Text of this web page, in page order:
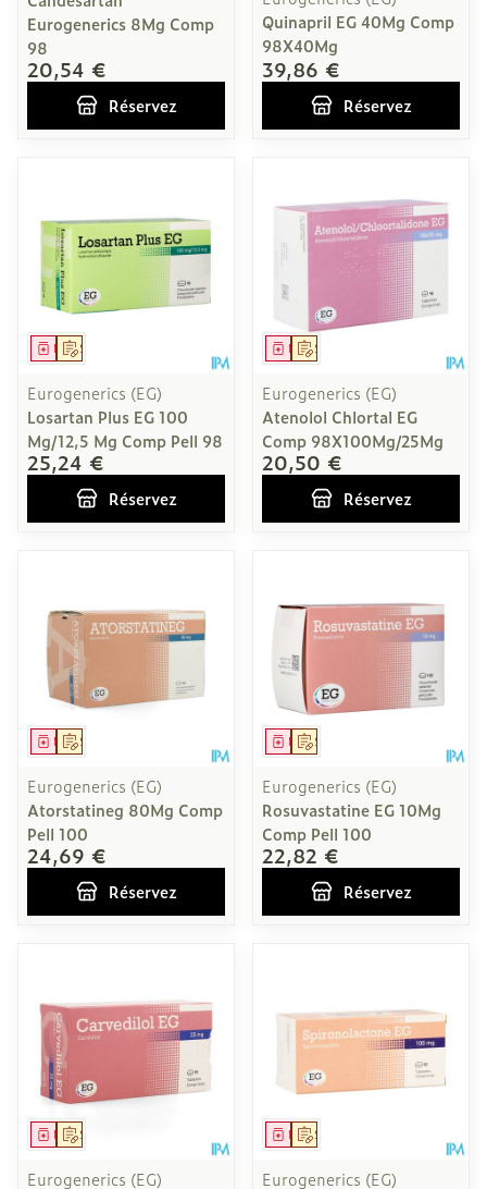
Eurogenerics 8Mg Comp
98
20,54 €
Réservez
Quinapril EG 40Mg Comp
98X40Mg
39,86 €
Réservez
Sur prescription
Médicament
Eurogenerics (EG)
Losartan Plus EG 100
Mg/12,5 Mg Comp Pell 98
25,24 €
Réservez
Sur prescription
Médicament
Eurogenerics (EG)
Atenolol Chlortal EG
Comp 98X100Mg/25Mg
20,50 €
Réservez
Sur prescription
Médicament
Eurogenerics (EG)
Atorstatineg 80Mg Comp
Pell 100
24,69 €
Réservez
Sur prescription
Médicament
Eurogenerics (EG)
Rosuvastatine EG 10Mg
Comp Pell 100
22,82 €
Réservez
Sur prescription
Médicament
Eurogenerics (EG)
Sur prescription
Médicament
Eurogenerics (EG)